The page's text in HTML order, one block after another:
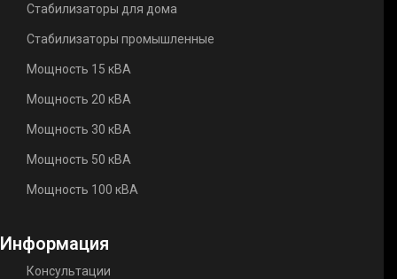
Стабилизаторы для дома
Стабилизаторы промышленные
Мощность 15 кВА
Мощность 20 кВА
Мощность 30 кВА
Мощность 50 кВА
Мощность 100 кВА
Информация
Консультации